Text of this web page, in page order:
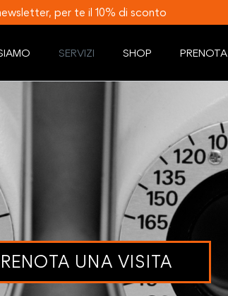
per te il 10% di sconto
SERVIZI SHOP PRENOTA
UNA VISITA